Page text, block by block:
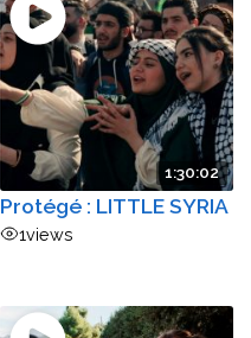
1:30:02
Protégé : LITTLE SYRIA
1views